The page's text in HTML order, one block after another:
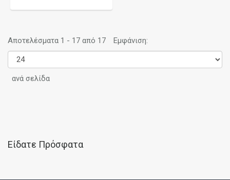
Αποτελέσματα 1 - 17 από 17 Εμφάνιση:
ανά σελίδα
Είδατε Πρόσφατα